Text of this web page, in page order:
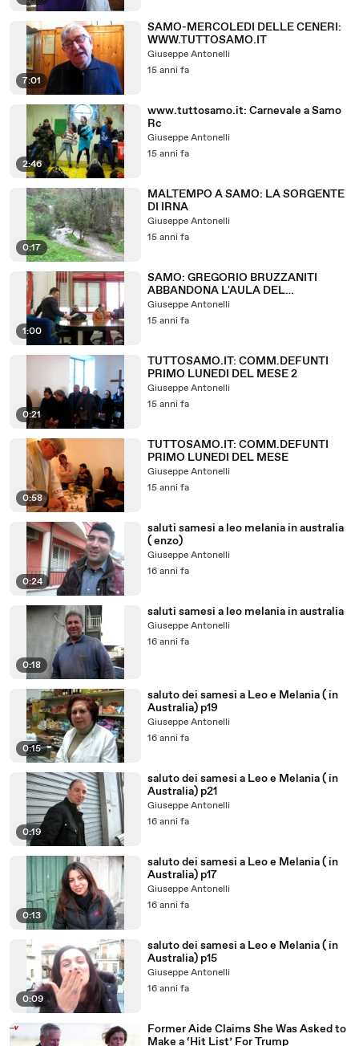
7:01
SAMO-MERCOLEDI DELLE CENERI:
WWW.TUTTOSAMO.IT
Giuseppe Antonelli
15 anni fa
2:46
www.tuttosamo.it: Carnevale a Samo
Rc
Giuseppe Antonelli
15 anni fa
0:17
MALTEMPO A SAMO: LA SORGENTE
DI IRNA
Giuseppe Antonelli
15 anni fa
1:00
SAMO: GREGORIO BRUZZANITI
ABBANDONA L'AULA DEL
CONSIGLIO
Giuseppe Antonelli
15 anni fa
0:21
TUTTOSAMO.IT: COMM.DEFUNTI
PRIMO LUNEDI DEL MESE 2
Giuseppe Antonelli
15 anni fa
0:58
TUTTOSAMO.IT: COMM.DEFUNTI
PRIMO LUNEDI DEL MESE
Giuseppe Antonelli
15 anni fa
0:24
saluti samesi a leo melania in australia
( enzo)
Giuseppe Antonelli
16 anni fa
0:18
saluti samesi a leo melania in australia
Giuseppe Antonelli
16 anni fa
0:15
saluto dei samesi a Leo e Melania ( in
Australia) p19
Giuseppe Antonelli
16 anni fa
0:19
saluto dei samesi a Leo e Melania ( in
Australia) p21
Giuseppe Antonelli
16 anni fa
0:13
saluto dei samesi a Leo e Melania ( in
Australia) p17
Giuseppe Antonelli
16 anni fa
0:09
saluto dei samesi a Leo e Melania ( in
Australia) p15
Giuseppe Antonelli
16 anni fa
Former Aide Claims She Was Asked to
Make a ‘Hit List’ For Trump